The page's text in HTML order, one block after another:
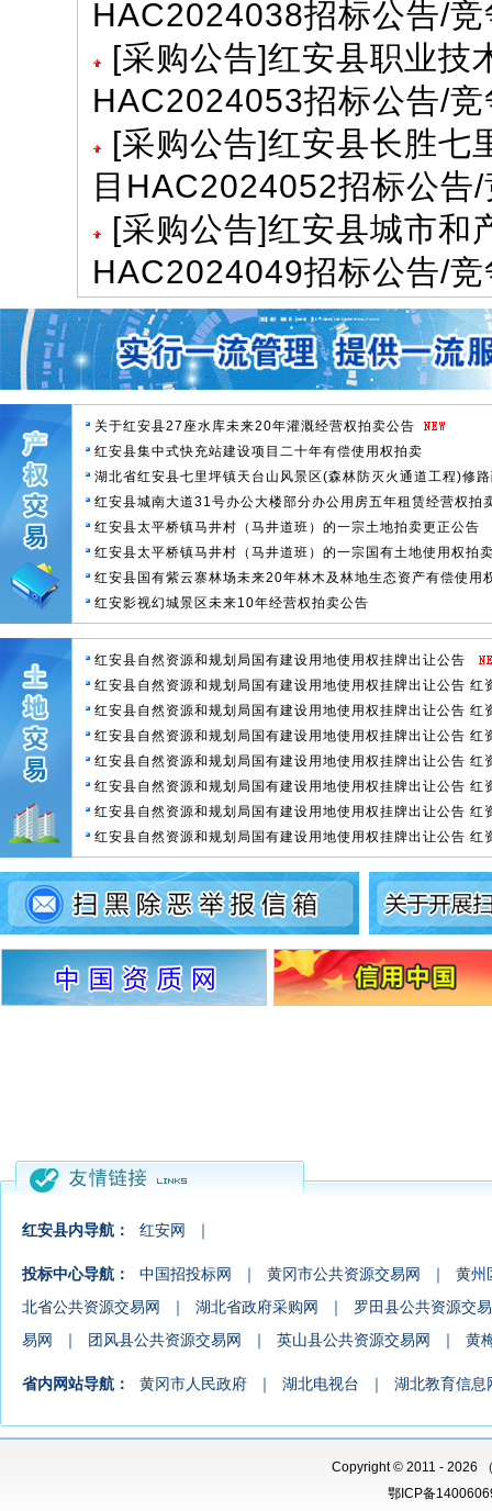
HAC2024038招标公告/
[采购公告]红安县职业技
HAC2024053招标公告/
[采购公告]红安县长胜七
目HAC2024052招标公告
[采购公告]红安县城市和
HAC2024049招标公告/
关于红安县27座水库未来20年灌溉经营权拍卖公告
红安县集中式快充站建设项目二十年有偿使用权拍卖
湖北省红安县七里坪镇天台山风景区(森林防灭火通道工程)修
红安县城南大道31号办公大楼部分办公用房五年租赁经营权拍
红安县太平桥镇马井村（马井道班）的一宗土地拍卖更正公告
红安县太平桥镇马井村（马井道班）的一宗国有土地使用权拍
红安县国有紫云寨林场未来20年林木及林地生态资产有偿使用
红安影视幻城景区未来10年经营权拍卖公告
红安县自然资源和规划局国有建设用地使用权挂牌出让公告
红安县自然资源和规划局国有建设用地使用权挂牌出让公告 红
红安县自然资源和规划局国有建设用地使用权挂牌出让公告 红
红安县自然资源和规划局国有建设用地使用权挂牌出让公告 红
红安县自然资源和规划局国有建设用地使用权挂牌出让公告 红
红安县自然资源和规划局国有建设用地使用权挂牌出让公告 红
红安县自然资源和规划局国有建设用地使用权挂牌出让公告 红
红安县自然资源和规划局国有建设用地使用权挂牌出让公告 红
红安县内导航： 红安网 ｜
投标中心导航： 中国招投标网 ｜ 黄冈市公共资源交易网 ｜
黄州
北省公共资源交易网
｜ 湖北省政府采购网 ｜
罗田县公共资源交
易网
｜ 团风县公共资源交易网 ｜ 英山县公共资源交易网 ｜ 黄
省内网站导航： 黄冈市人民政府 ｜ 湖北电视台 ｜ 湖北教育信息
Copyright© 2011 -2026
鄂ICP备